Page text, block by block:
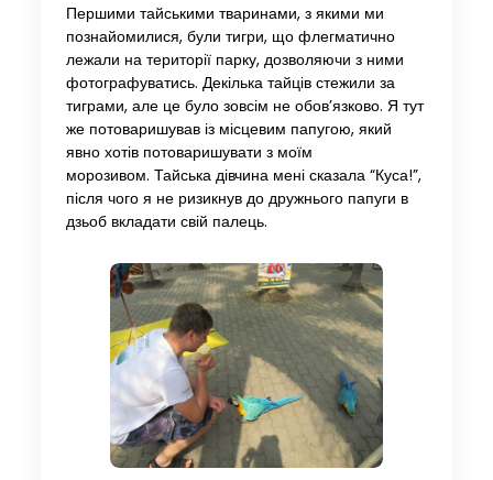
Першими тайськими тваринами, з якими ми
познайомилися, були тигри, що флегматично
лежали на території парку, дозволяючи з ними
фотографуватись. Декілька тайців стежили за
тиграми, але це було зовсім не обов’язково. Я тут
же потоваришував із місцевим папугою, який
явно хотів потоваришувати з моїм
морозивом. Тайська дівчина мені сказала “Куса!”,
після чого я не ризикнув до дружнього папуги в
дзьоб вкладати свій палець.